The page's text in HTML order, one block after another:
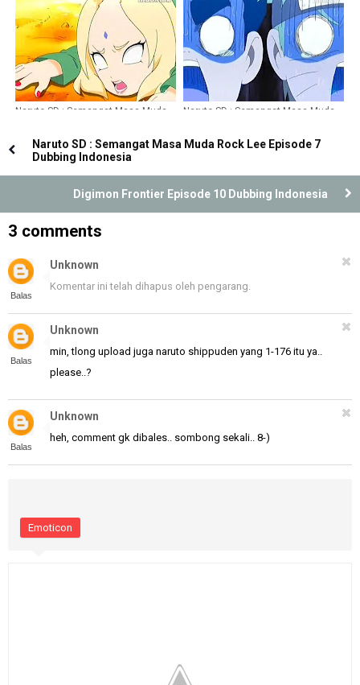
Indonesia Indonesia
Naruto SD : Semangat Masa Muda
Naruto SD : Semangat Masa Muda
Naruto SD : Semangat Masa Muda Rock Lee Episode 7
Dubbing Indonesia
Digimon Frontier Episode 10 Dubbing Indonesia
3 comments
Balas
Unknown
Komentar ini telah dihapus oleh pengarang.
Balas
Unknown
min, tlong upload juga naruto shippuden yang 1-176 itu ya..
please..?
Balas
Unknown
heh, comment gk dibales.. sombong sekali.. 8-)
Emoticon